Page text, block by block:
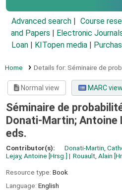
Advanced search Course
and Papers
Electronic
Loan
KITopen media
Home Details for: Séminaire de
Normal view MARC view
Séminaire de
Donati-Martin; Antoine
eds.
Contributor(s): Donati-Martin,
Lejay, Antoine [Hrsg.] Rouault, Alain
Resource type: Book
Language: English